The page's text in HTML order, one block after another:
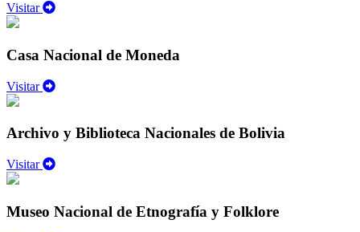
Visitar
Casa Nacional de Moneda
Visitar
Archivo y Biblioteca Nacionales de Bolivia
Visitar
Museo Nacional de Etnografía y Folklore